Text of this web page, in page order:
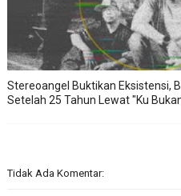
Stereoangel Buktikan Eksistensi,
Setelah 25 Tahun Lewat "Ku
Tidak Ada Komentar: